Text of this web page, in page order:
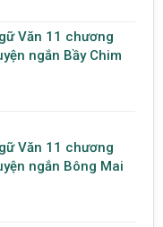
Văn 11 chương
ngắn Bầy Chim
Văn 11 chương
ngắn Bông Mai